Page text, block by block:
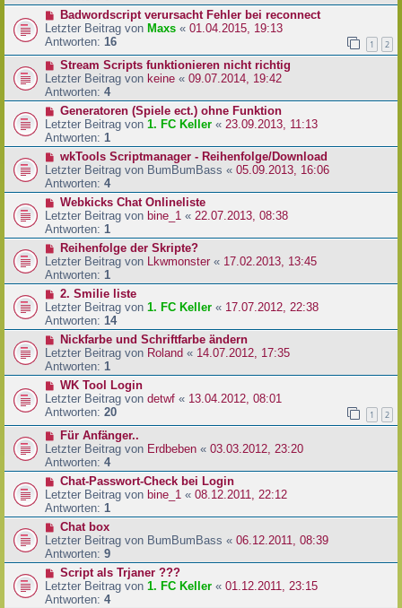
Badwordscript verursacht Fehler bei reconnect
Letzter Beitrag von Maxs « 01.04.2015, 19:13
Antworten: 16 1 2
Stream Scripts funktionieren nicht richtig
Letzter Beitrag von keine « 09.07.2014, 19:42
Antworten: 4
Generatoren (Spiele ect.) ohne Funktion
Letzter Beitrag von 1. FC Keller « 23.09.2013, 11:13
Antworten: 1
wkTools Scriptmanager - Reihenfolge/Download
Letzter Beitrag von BumBumBass « 05.09.2013, 16:06
Antworten: 4
Webkicks Chat Onlineliste
Letzter Beitrag von bine_1 « 22.07.2013, 08:38
Antworten: 1
Reihenfolge der Skripte?
Letzter Beitrag von
Lkwmonster « 17.02.2013, 13:45
Antworten: 1
2. Smilie liste
Letzter Beitrag von 1. FC Keller « 17.07.2012, 22:38
Antworten: 14
Nickfarbe und Schriftfarbe ändern
Letzter Beitrag von Roland « 14.07.2012, 17:35
Antworten: 1
WK Tool Login
Letzter Beitrag von detwf « 13.04.2012, 08:01
Antworten: 20 1 2
Für Anfänger..
Letzter Beitrag von Erdbeben « 03.03.2012, 23:20
Antworten: 4
Chat-Passwort-Check bei Login
Letzter Beitrag von bine_1 « 08.12.2011, 22:12
Antworten: 1
Chat box
Letzter Beitrag von BumBumBass « 06.12.2011, 08:39
Antworten: 9
Script als Trjaner ???
Letzter Beitrag von 1. FC Keller « 01.12.2011, 23:15
Antworten: 4